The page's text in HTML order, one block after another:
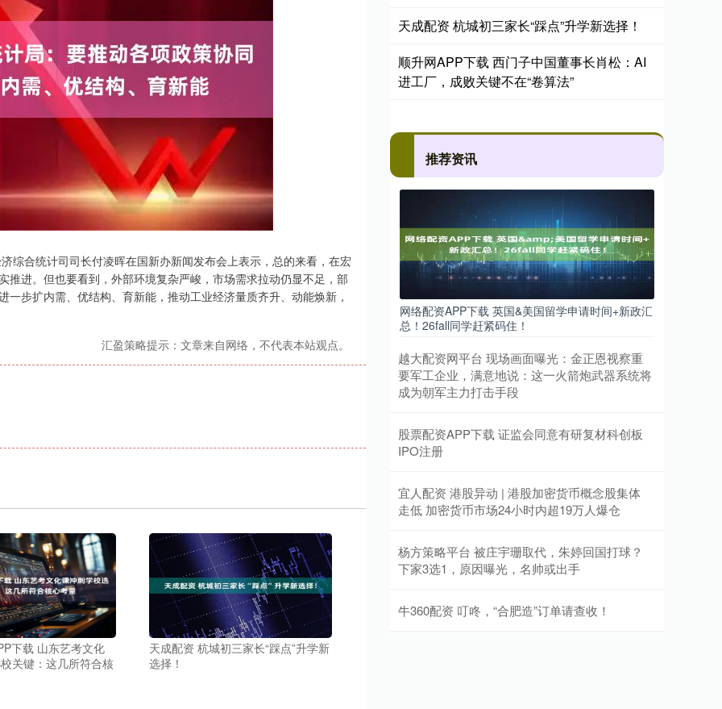
合统计司司长付凌晖在国新办新闻发布会上表示，总的来看，在宏
进。但也要看到，外部环境复杂严峻，市场需求拉动仍显不足，部
步扩内需、优结构、育新能，推动工业经济量质齐升、动能焕新，
汇盈策略提示：文章来自网络，不代表本站观点。
下载 山东艺考文化
关键：这几所符合核
天成配资 杭城初三家长“踩点”升学新
选择！
天成配资 杭城初三家长“踩点”升学新选择！
顺升网APP下载 西门子中国董事长肖松：AI
进工厂，成败关键不在“卷算法”
推荐资讯
网络配资APP下载 英国&美国留学申请时间+新政汇
总！26fall同学赶紧码住！
越大配资网平台 现场画面曝光：金正恩视察重
要军工企业，满意地说：这一火箭炮武器系统将
成为朝军主力打击手段
股票配资APP下载 证监会同意有研复材科创板
IPO注册
宜人配资 港股异动 | 港股加密货币概念股集体
走低 加密货币市场24小时内超19万人爆仓
杨方策略平台 被庄宇珊取代，朱婷回国打球？
下家3选1，原因曝光，名帅或出手
牛360配资 叮咚，“合肥造”订单请查收！